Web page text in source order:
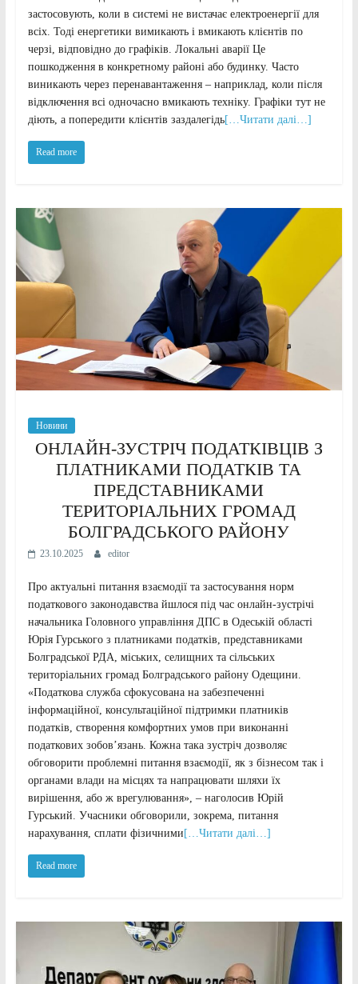
застосовують, коли в системі не вистачає електроенергії для
всіх. Тоді енергетики вимикають і вмикають клієнтів по
черзі, відповідно до графіків. Локальні аварії Це
пошкодження в конкретному районі або будинку. Часто
виникають через перенавантаження – наприклад, коли після
відключення всі одночасно вмикають техніку. Графіки тут не
діють, а попередити клієнтів заздалегідь[…Читати далі…]
Read more
Новини
ОНЛАЙН-ЗУСТРІЧ ПОДАТКІВЦІВ З
ПЛАТНИКАМИ ПОДАТКІВ ТА
ПРЕДСТАВНИКАМИ
ТЕРИТОРІАЛЬНИХ ГРОМАД
БОЛГРАДСЬКОГО РАЙОНУ
23.10.2025 editor
Про актуальні питання взаємодії та застосування норм
податкового законодавства йшлося під час онлайн-зустрічі
начальника Головного управління ДПС в Одеській області
Юрія Гурського з платниками податків, представниками
Болградської РДА, міських, селищних та сільських
територіальних громад Болградського району Одещини.
«Податкова служба сфокусована на забезпеченні
інформаційної, консультаційної підтримки платників
податків, створення комфортних умов при виконанні
податкових зобов’язань. Кожна така зустріч дозволяє
обговорити проблемні питання взаємодії, як з бізнесом так і
органами влади на місцях та напрацювати шляхи їх
вирішення, або ж врегулювання», – наголосив Юрій
Гурський. Учасники обговорили, зокрема, питання
нарахування, сплати фізичними[…Читати далі…]
Read more